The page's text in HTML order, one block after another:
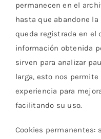
permanecen en el
hasta que abandone
queda registrada en el
información obtenida
sirven para analizar
larga, esto nos
experiencia para
facilitando su uso.
Cookies permanentes: